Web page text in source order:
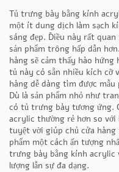
Tủ trưng bày bằng kính
một ít dung dịch làm sạch
sáng đẹp. Điều này rất
sản phẩm trông hấp dẫn
hàng sẽ cảm thấy hào
tủ này có sẵn nhiều kích cỡ
hàng dễ dàng tìm được
Dù là sản phẩm nhỏ như
có tủ trưng bày tương ứng.
acrylic thường rẻ hơn so
tuyệt vời giúp chủ cửa
phẩm một cách ấn tượng
trưng bày bằng kính acrylic
lượng lẫn sự đa dạng.